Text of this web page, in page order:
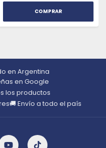
COMPRAR
en Argentina
en Google
los productos
🚚 Envío a todo el país